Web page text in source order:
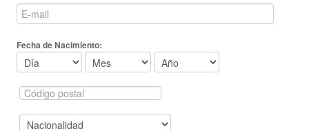
Fecha de Nacimiento: